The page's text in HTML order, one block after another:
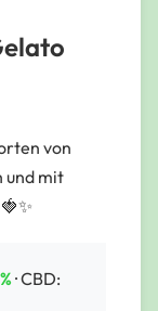
von
und mit
· CBD: